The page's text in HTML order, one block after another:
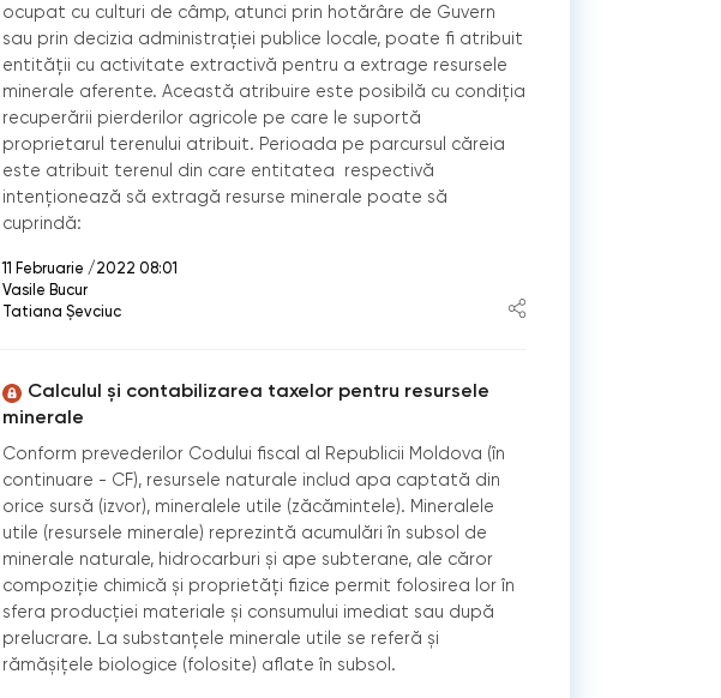
ocupat cu culturi de câmp, atunci prin hotărâre de Guvern
sau prin decizia administrației publice locale, poate fi atribuit
entității cu activitate extractivă pentru a extrage resursele
minerale aferente. Această atribuire este posibilă cu condiția
recuperării pierderilor agricole pe care le suportă
proprietarul terenului atribuit. Perioada pe parcursul căreia
este atribuit terenul din care entitatea respectivă
intenționează să extragă resurse minerale poate să
cuprindă:
11 Februarie /2022 08:01
Vasile Bucur
Tatiana Șevciuc
Calculul și contabilizarea taxelor pentru resursele
minerale
Conform prevederilor Codului fiscal al Republicii Moldova (în
continuare - CF), resursele naturale includ apa captată din
orice sursă (izvor), mineralele utile (zăcămintele). Mineralele
utile (resursele minerale) reprezintă acumulări în subsol de
minerale naturale, hidrocarburi și ape subterane, ale căror
compoziție chimică și proprietăți fizice permit folosirea lor în
sfera producției materiale și consumului imediat sau după
prelucrare. La substanțele minerale utile se referă și
rămășițele biologice (folosite) aflate în subsol.